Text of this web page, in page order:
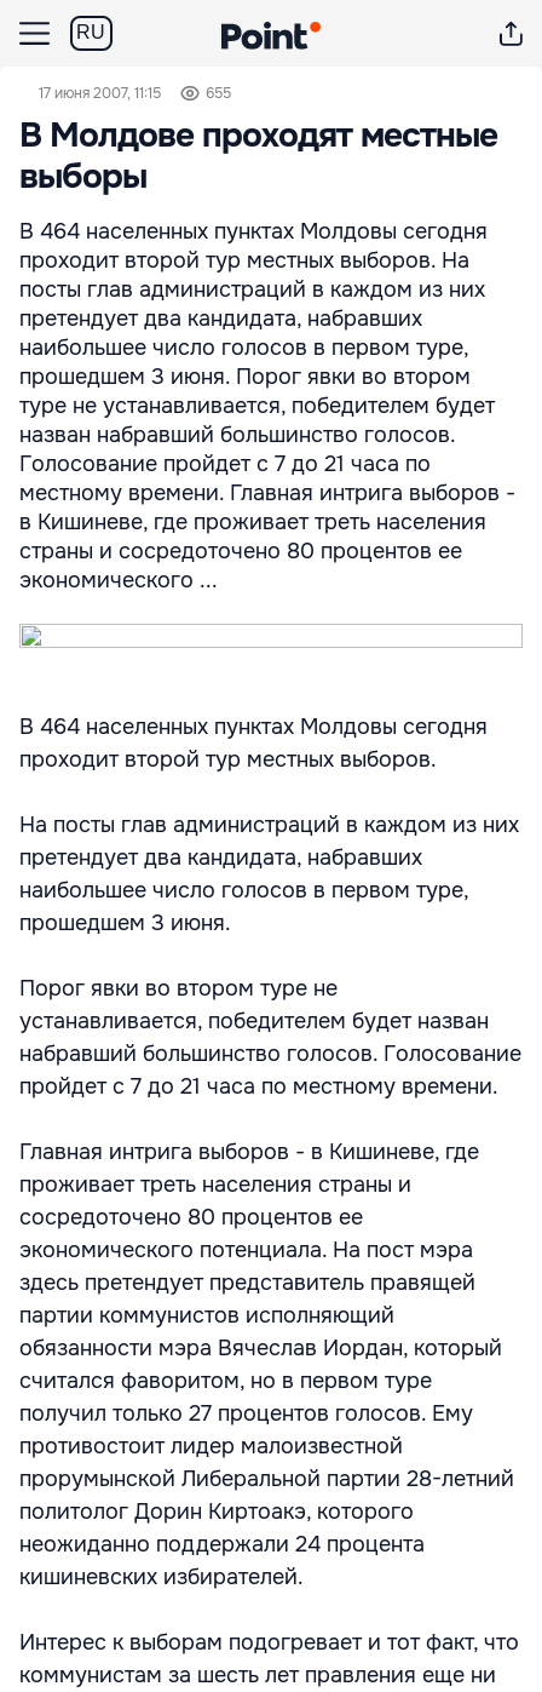
RU
17 июня 2007, 11:15 655
В Молдове проходят местные
выборы
В 464 населенных пунктах Молдовы сегодня
проходит второй тур местных выборов. На
посты глав администраций в каждом из них
претендует два кандидата, набравших
наибольшее число голосов в первом туре,
прошедшем 3 июня. Порог явки во втором
туре не устанавливается, победителем будет
назван набравший большинство голосов.
Голосование пройдет с 7 до 21 часа по
местному времени. Главная интрига выборов -
в Кишиневе, где проживает треть населения
страны и сосредоточено 80 процентов ее
экономического ...
В 464 населенных пунктах Молдовы сегодня
проходит второй тур местных выборов.
На посты глав администраций в каждом из них
претендует два кандидата, набравших
наибольшее число голосов в первом туре,
прошедшем 3 июня.
Порог явки во втором туре не
устанавливается, победителем будет назван
набравший большинство голосов. Голосование
пройдет с 7 до 21 часа по местному времени.
Главная интрига выборов - в Кишиневе, где
проживает треть населения страны и
сосредоточено 80 процентов ее
экономического потенциала. На пост мэра
здесь претендует представитель правящей
партии коммунистов исполняющий
обязанности мэра Вячеслав Иордан, который
считался фаворитом, но в первом туре
получил только 27 процентов голосов. Ему
противостоит лидер малоизвестной
прорумынской Либеральной партии 28-летний
политолог Дорин Киртоакэ, которого
неожиданно поддержали 24 процента
кишиневских избирателей.
Интерес к выборам подогревает и тот факт, что
коммунистам за шесть лет правления еще ни